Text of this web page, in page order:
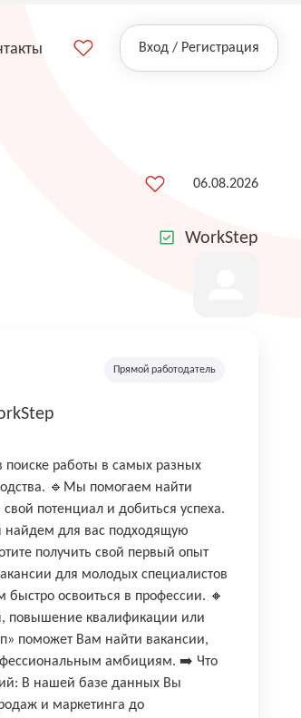
Вход / Регистрация
06.08.2026
WorkStep
Прямой работодатель
работы в самых разных
🔹Мы помогаем найти
потенциал и добиться успеха.
для вас подходящую
получить свой первый опыт
для молодых специалистов
освоиться в профессии. 🔸
повышение квалификации или
поможет Вам найти вакансии,
амбициям. ➡️ Что
В нашей базе данных Вы
и маркетинга до